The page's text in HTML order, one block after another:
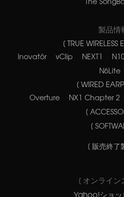
製品情
[ TRUE WIRELESS
Inovatör νClip NEXT1
N6Lite
[ WIRED
Overture NX1 Chapter 2
[
[
[ 販売終了
[ オンライン
Yahoo!ショ